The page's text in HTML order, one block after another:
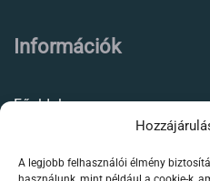
A legjobb felhasználói élmény
Információk
Főoldal
Élőállat kereskedés